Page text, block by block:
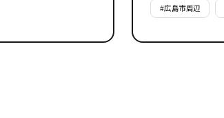
#広島市周辺